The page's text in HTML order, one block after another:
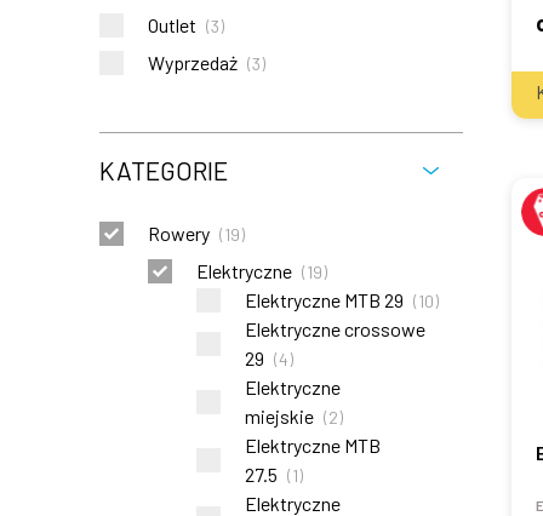
Outlet (3)
Wyprzedaż (3)
KATEGORIE
Rowery (19)
Elektryczne (19)
Elektryczne MTB 29 (10)
Elektryczne crossowe
29 (4)
Elektryczne
miejskie (2)
Elektryczne MTB
27.5 (1)
Elektryczne